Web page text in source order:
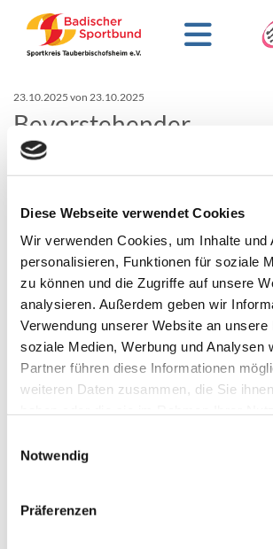
Diese Webseite verwendet Cookies
Wir verwenden Cookies, um Inhalte und
personalisieren, Funktionen für soziale
zu können und die Zugriffe auf unsere
analysieren. Außerdem geben wir
Verwendung unserer Website an unsere
soziale Medien, Werbung und Analysen
Partner führen diese Informationen
weiteren Daten zusammen, die Sie
Notwendig
Präferenzen
23.10.2025 von 23.10.2025
Bevorstehender
Einsatzstellenbesuch
Die Baden-Württembergische Sportjugend
der Sportjugend im Main-Tauber-Kreis.
verschafftt sich ein Bild von den
Einsatzstellen. In interessanten und
Einzelgesprächen mit den FSJlern und
Verantwortlichen wird über ihre
vielfältigen Aufgabenbereiche
bisherigen Erfahrungen diskutiert.
über 80 junge Leute ihren